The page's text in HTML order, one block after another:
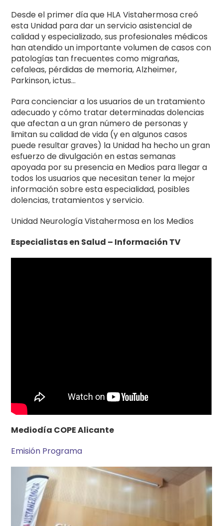
Desde el primer día que HLA Vistahermosa creó
esta Unidad para dar un servicio asistencial de
calidad y especializado, sus profesionales médicos
han atendido un importante volumen de casos con
patologías tan frecuentes como migrañas,
cefaleas, pérdidas de memoria, Alzheimer,
Parkinson, ictus…
Para concienciar a los usuarios de un tratamiento
adecuado y cómo tratar determinadas dolencias
que afectan a un gran número de personas y
limitan su calidad de vida (y en algunos casos
puede resultar graves) la Unidad ha hecho un gran
esfuerzo de divulgación en estas semanas
apoyada por su presencia en Medios para llegar a
todos los usuarios que necesitan tener la mejor
información sobre esta especialidad, posibles
dolencias, tratamientos y servicio.
Unidad Neurología Vistahermosa en los Medios
Especialistas en Salud – Información TV
Mediodía COPE Alicante
Emisión Programa